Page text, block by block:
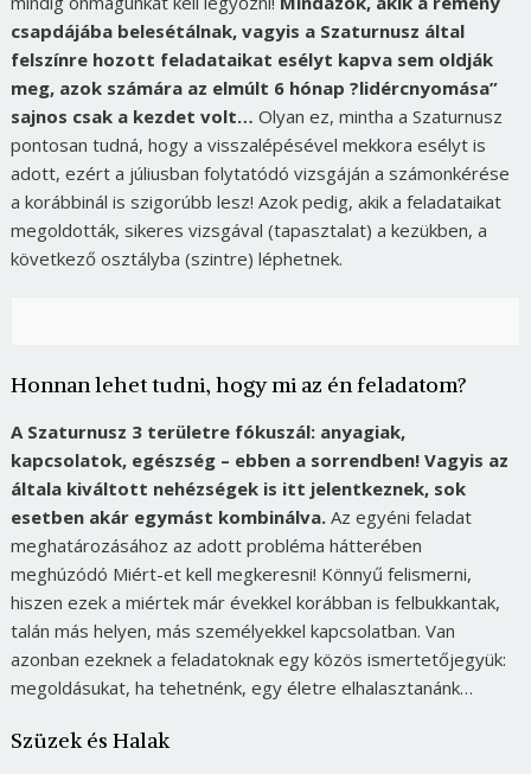
csapdájába belesétálnak, vagyis a Szaturnusz által
felszínre hozott feladataikat esélyt kapva sem oldják
meg, azok számára az elmúlt 6 hónap ?lidércnyomása”
sajnos csak a kezdet volt… Olyan ez, mintha a Szaturnusz
pontosan tudná, hogy a visszalépésével mekkora esélyt is
adott, ezért a júliusban folytatódó vizsgáján a számonkérése
a korábbinál is szigorúbb lesz! Azok pedig, akik a feladataikat
megoldották, sikeres vizsgával (tapasztalat) a kezükben, a
következő osztályba (szintre) léphetnek.
Honnan lehet tudni, hogy mi az én feladatom?
A Szaturnusz 3 területre fókuszál: anyagiak,
kapcsolatok, egészség – ebben a sorrendben! Vagyis az
általa kiváltott nehézségek is itt jelentkeznek, sok
esetben akár egymást kombinálva.Az egyéni feladat
meghatározásához az adott probléma hátterében
meghúzódó Miért-et kell megkeresni! Könnyű felismerni,
hiszen ezek a miértek már évekkel korábban is felbukkantak,
talán más helyen, más személyekkel kapcsolatban. Van
azonban ezeknek a feladatoknak egy közös ismertetőjegyük:
megoldásukat, ha tehetnénk, egy életre elhalasztanánk…
Szüzek és Halak